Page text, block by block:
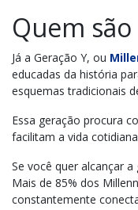
Quem
Já a Geração Y, ou
educadas da história
esquemas tradicionais
Essa geração procura
facilitam a vida
Se você quer alcançar
Mais de 85% dos
constantemente